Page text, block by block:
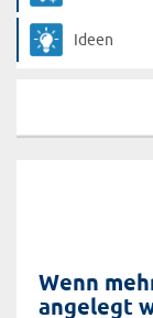
Ideen
Wenn
angelegt